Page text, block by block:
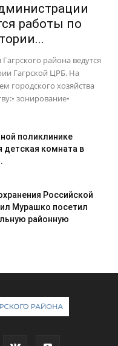
работы по
района ведутся
Гагрской ЦРБ. На
городского хозяйства
зонирование•
поликлинике
детская комната в
Российской
Мурашко посетил
районную